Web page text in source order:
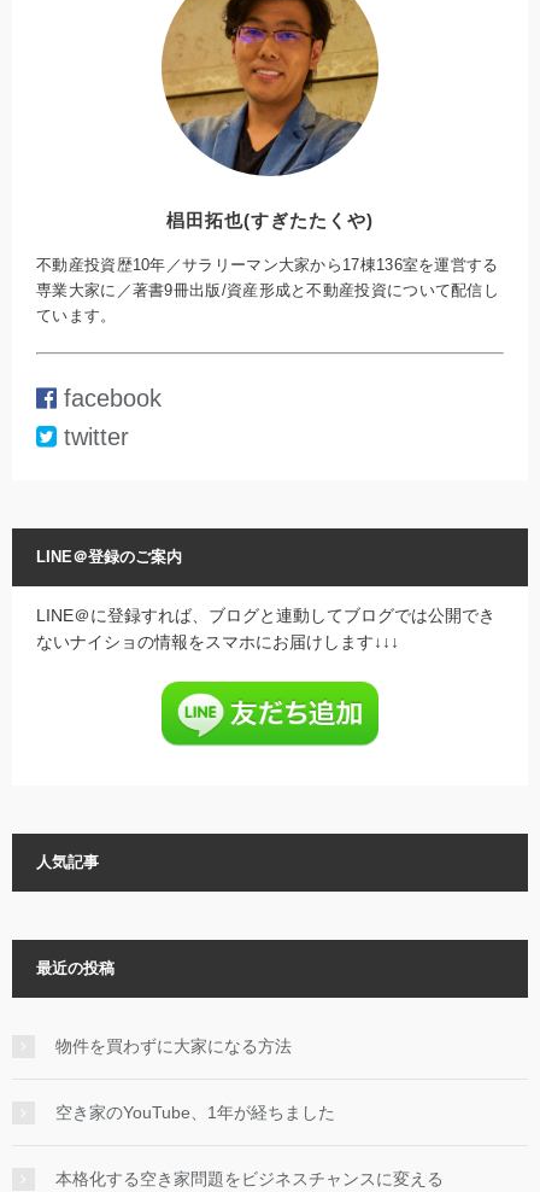
椙田拓也(すぎたたくや)
不動産投資歴10年／サラリーマン大家から17棟136室を運営する
専業大家に／著書9冊出版/資産形成と不動産投資について配信し
ています。
facebook
twitter
LINE＠登録のご案内
LINE＠に登録すれば、ブログと連動してブログでは公開でき
ないナイショの情報をスマホにお届けします↓↓↓
人気記事
最近の投稿
物件を買わずに大家になる方法
空き家のYouTube、1年が経ちました
本格化する空き家問題をビジネスチャンスに変える